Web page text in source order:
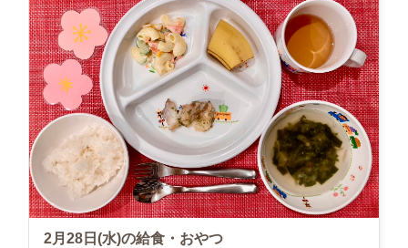
2月28日(水)の給食・おやつ